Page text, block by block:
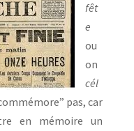
fêt
e
ou
on
cél
pas, car
en mémoire un